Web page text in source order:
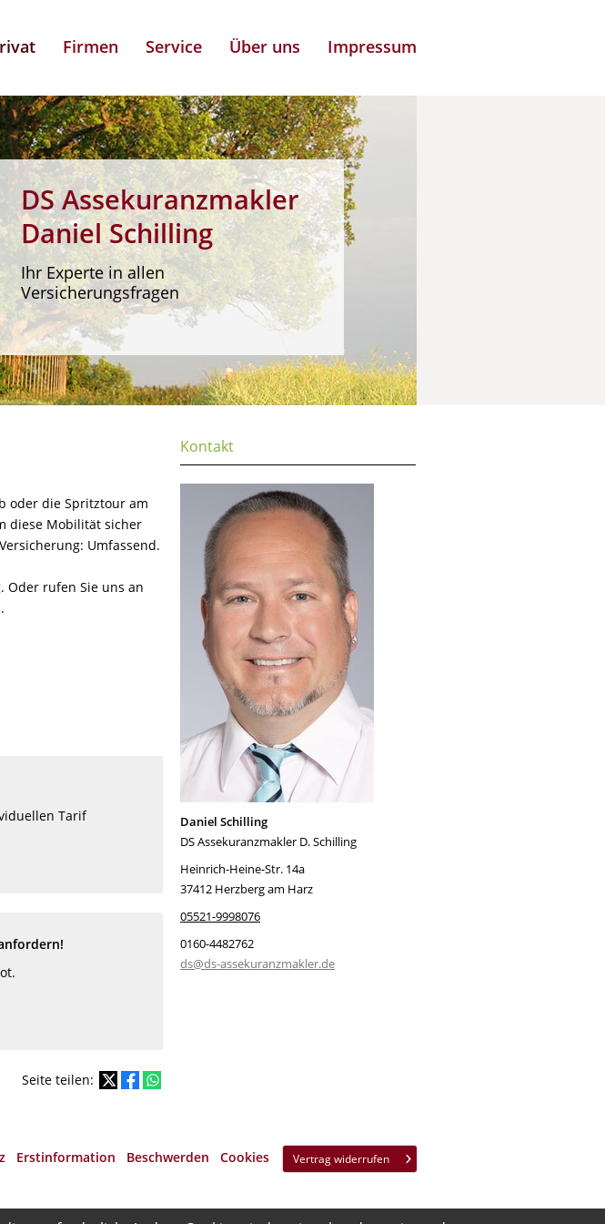
Firmen Service Über uns Impressum
DS Assekuranzmakler
Daniel Schilling
Ihr Experte in allen
Versicherungsfragen
Kontakt
Daniel Schilling
DS Assekuranzmakler D. Schilling
Heinrich-Heine-Str. 14a
37412 Herzberg am Harz
05521-9998076
0160-4482762
ds@ds-assekuranzmakler.de
oder die Spritztour am
diese Mobilität sicher
Umfassend.
Oder rufen Sie uns an
Tarif
Seite teilen:
Erstinformation Beschwerden Cookies Vertrag widerrufen